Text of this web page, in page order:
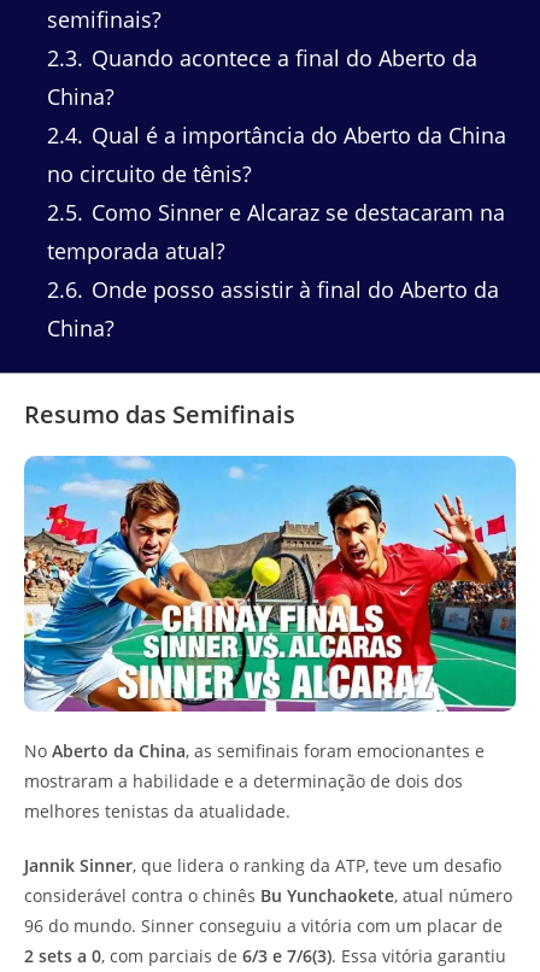
semifinais?
2.3 Quando acontece a final do Aberto da
China?
2.4 Qual é a importância do Aberto da China
no circuito de tênis?
2.5 Como Sinner e Alcaraz se destacaram na
temporada atual?
2.6 Onde posso assistir à final do Aberto da
China?
Resumo das Semifinais
No Aberto da China, as semifinais foram emocionantes e
mostraram a habilidade e a determinação de dois dos
melhores tenistas da atualidade.
Jannik Sinner, que lidera o ranking da ATP, teve um desafio
considerável contra o chinês Bu Yunchaokete, atual número
96 do mundo. Sinner conseguiu a vitória com um placar de
2 sets a 0, com parciais de 6/3 e 7/6(3). Essa vitória garantiu